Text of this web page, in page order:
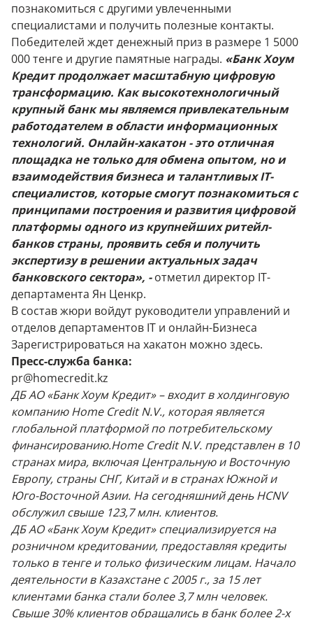
познакомиться с другими увлеченными
специалистами и получить полезные контакты.
Победителей ждет денежный приз в размере 1 5000
000 тенге и другие памятные награды. «Банк Хоум
Кредит продолжает масштабную цифровую
трансформацию. Как высокотехнологичный
крупный банк мы являемся привлекательным
работодателем в области информационных
технологий. Онлайн-хакатон - это отличная
площадка не только для обмена опытом, но и
взаимодействия бизнеса и талантливых IT-
специалистов, которые смогут познакомиться с
принципами построения и развития цифровой
платформы одного из крупнейших ритейл-
банков страны, проявить себя и получить
экспертизу в решении актуальных задач
банковского сектора», -отметил директор IT-
департамента Ян Ценкр.
В состав жюри войдут руководители управлений и
отделов департаментов IT и онлайн-Бизнеса
Зарегистрироваться на хакатон можно здесь.
Пресс-служба банка:
pr@homecredit.kz
ДБ АО «Банк Хоум Кредит» – входит в холдинговую
компанию Home Credit N.V., которая является
глобальной платформой по потребительскому
финансированию.Home Credit N.V. представлен в 10
странах мира, включая Центральную и Восточную
Европу, страны СНГ, Китай и в странах Южной и
Юго-Восточной Азии. На сегодняшний день HCNV
обслужил свыше 123,7 млн. клиентов.
ДБ АО «Банк Хоум Кредит» специализируется на
розничном кредитовании, предоставляя кредиты
только в тенге и только физическим лицам. Начало
деятельности в Казахстане с 2005 г., за 15 лет
клиентами банка стали более 3,7 млн человек.
Свыше 30% клиентов обращались в банк более 2-х